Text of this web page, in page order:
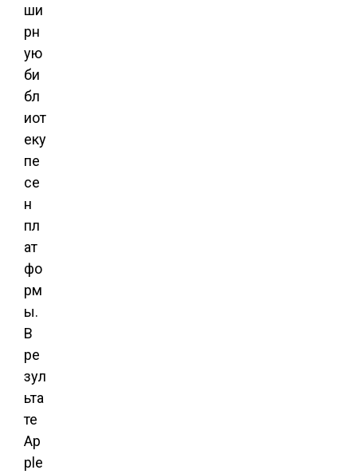
ши
рн
ую
би
бл
иот
еку
пе
се
н
пл
ат
фо
рм
ы.
В
ре
зул
ьта
те
Ap
ple